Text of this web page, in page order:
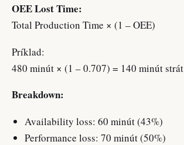
OEE Lost Time:
Total Production Time × (1 – OEE)
Príklad:
480 minút × (1 – 0.707) = 140 minút strát
Breakdown:
Availability loss: 60 minút (43%)
Performance loss: 70 minút (50%)